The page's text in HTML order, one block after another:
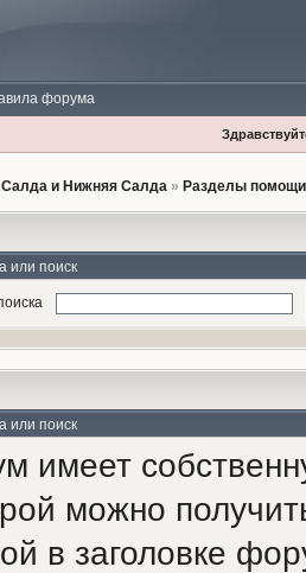
форума
и Нижняя Салда» Разделы
или поиск
или поиск
имеет
можно
в заголовке